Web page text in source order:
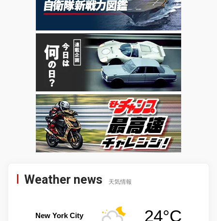
Weather news 天気情報
New York City 24°C